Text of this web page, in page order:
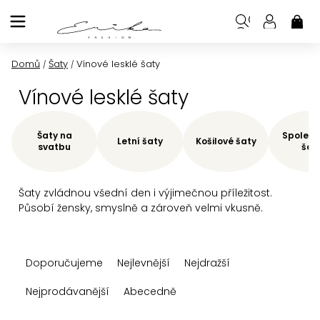
na
Domů / Šaty / Vínové lesklé šaty
Vínové lesklé šaty
Šaty zvládnou všední den i výjimečnou příležitost.
Působí žensky, smyslně a zároveň velmi vkusně.
Šaty na
svatbu
Letní šaty Košilové šaty
aDoporučujeme Nejlevnější
Nejdražší
Nejprodávanější
Abecedně